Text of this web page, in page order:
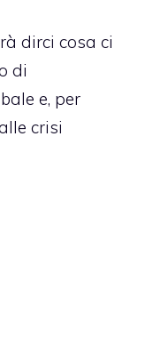
dirci cosa ci
di
e, per
crisi